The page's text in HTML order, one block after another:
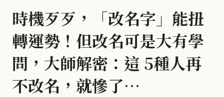
時機歹歹，「改名字」能扭
轉運勢！但改名可是大有學
問，大師解密：這 5種人再
不改名，就慘了…